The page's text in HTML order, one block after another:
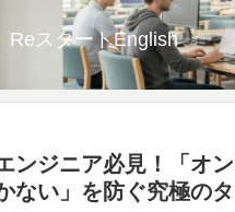
ReスタートEnglish
ンジニア必見！「オ
ない」を防ぐ究極の